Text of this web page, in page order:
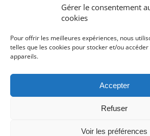
Gérer le consentement
cookies
Pour offrir les meilleures expériences, nous
telles que les cookies pour stocker et/ou
appareils.
Accepter
Refuser
Voir les préférences
ACCÈS DIRECT
SOUTENEZ-NOUS
TRAVAILLONS ENSEMBLE